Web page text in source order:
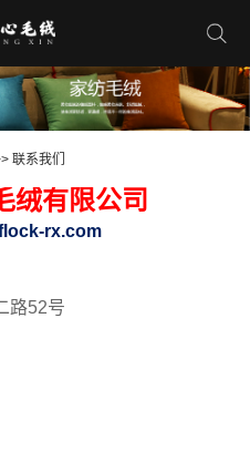
联系我们
绒有限公司
rx.com
二路52号